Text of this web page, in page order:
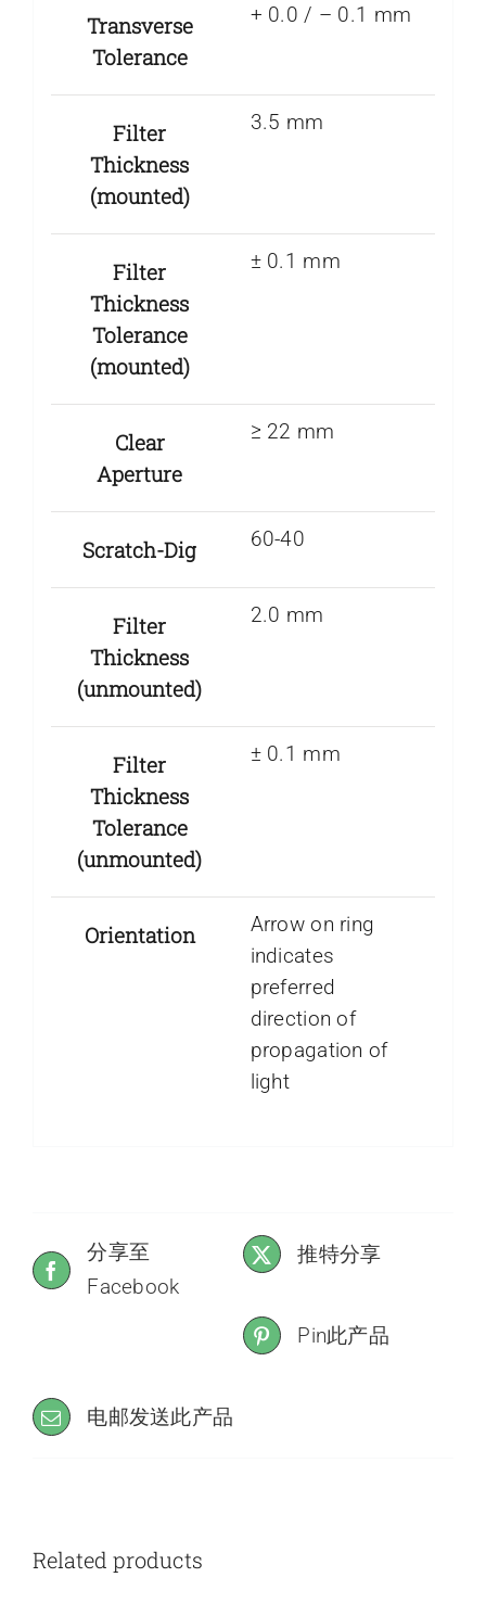
Transverse
Tolerance
+ 0.0 / – 0.1 mm
Filter
Thickness
(mounted)
3.5 mm
Filter
Thickness
Tolerance
(mounted)
± 0.1 mm
Clear
Aperture
≥ 22 mm
Scratch-Dig 60-40
Filter
Thickness
(unmounted)
2.0 mm
Filter
Thickness
Tolerance
(unmounted)
± 0.1 mm
Orientation
Arrow on ring
indicates
preferred
direction of
propagation of
light
分享至
Facebook
推特分享
Pin此产品
电邮发送此产品
Related products